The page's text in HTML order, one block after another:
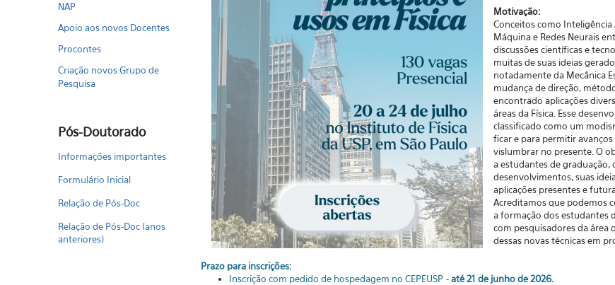
NAP
Apoio aos novos Docentes
Procontes
Criação novos Grupo de
Pesquisa
Pós-Doutorado
Informações importantes
Formulário Inicial
Relação de Pós-Doc
Relação de Pós-Doc (anos
anteriores)
Motivação:
Conceitos como
Máquina e Redes Neurais
discussões científicas e
muitas de suas ideias
notadamente da Mecânica
mudança de direção,
encontrado aplicações
áreas da Física. Esse
classificado como um
ficar e para permitir
vislumbrar no presente. O
a estudantes de graduação,
desenvolvimentos, suas
aplicações presentes e
Acreditamos que podemos
a formação dos estudantes
com pesquisadores da área
dessas novas técnicas em
Prazo para inscrições:
Inscrição com pedido de hospedagem no CEPEUSP -até 21 de junho de 2026.